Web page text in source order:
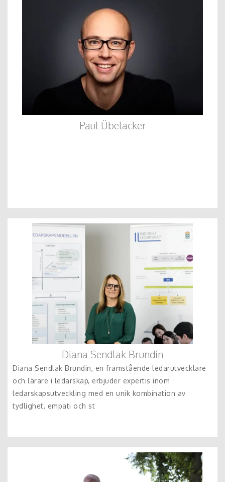
Paul Übelacker
Diana Sendlak Brundin
Diana Sendlak Brundin, en framstående ledarutvecklare
och lärare i ledarskap, erbjuder expertis inom
ledarskapsutveckling med en unik kombination av
tydlighet, empati och st